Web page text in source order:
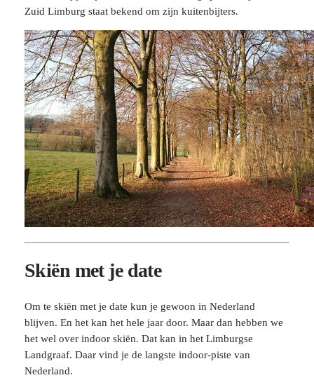
Zuid Limburg staat bekend om zijn kuitenbijters.
Skiën met je date
Om te skiën met je date kun je gewoon in Nederland
blijven. En het kan het hele jaar door. Maar dan hebben we
het wel over indoor skiën. Dat kan in het Limburgse
Landgraaf. Daar vind je de langste indoor-piste van
Nederland.